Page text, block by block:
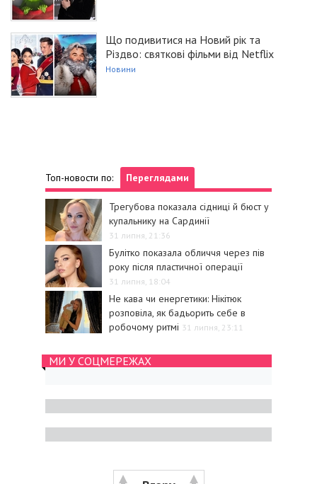
Що подивитися на Новий рік та
Різдво: святкові фільми від Netflix
Новини
Топ-новости по: Переглядами
Трегубова показала сідниці й бюст у
купальнику на Сардинії
31 липня, 21:36
Булітко показала обличчя через пів
року після пластичної операції
31 липня, 18:04
Не кава чи енергетики: Нікітюк
розповіла, як бадьорить себе в
робочому ритмі 31 липня, 23:11
МИ У СОЦМЕРЕЖАХ